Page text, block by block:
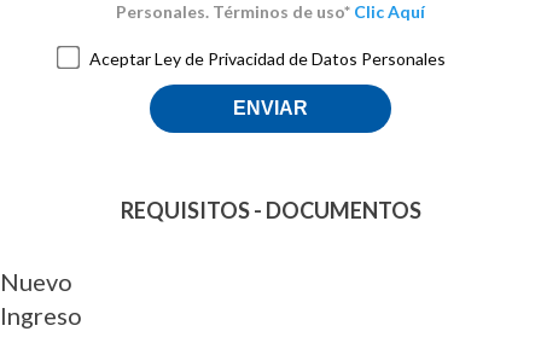
Personales. Términos de uso* Clic Aquí
Aceptar Ley de Privacidad de Datos Personales
REQUISITOS - DOCUMENTOS
Nuevo
Ingreso